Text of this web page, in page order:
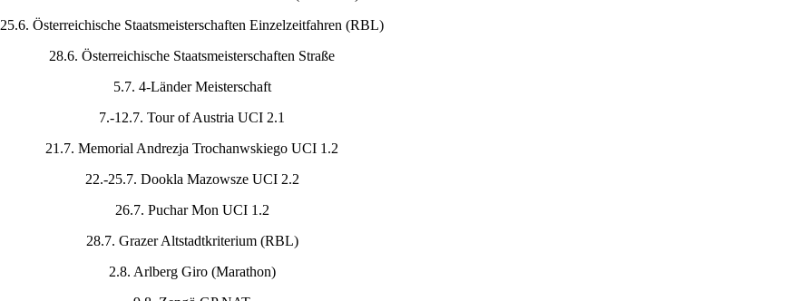
25.6. Österreichische Staatsmeisterschaften Einzelzeitfahren (RBL)
28.6. Österreichische Staatsmeisterschaften Straße
5.7. 4-Länder Meisterschaft
7.-12.7. Tour of Austria UCI 2.1
21.7. Memorial Andrezja Trochanwskiego UCI 1.2
22.-25.7. Dookla Mazowsze UCI 2.2
26.7. Puchar Mon UCI 1.2
28.7. Grazer Altstadtkriterium (RBL)
2.8. Arlberg Giro (Marathon)